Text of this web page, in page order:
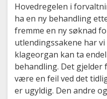
Hovedregelen i
ha en ny behandling
fremme en ny søknad
utlendingssakene har
klageorgan kan ta
behandling. Det
være en feil ved det
er ugyldig. Den andre